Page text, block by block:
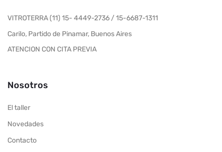
VITROTERRA (11) 15- 4449-2736 / 15-6687-1311
Carilo, Partido de Pinamar, Buenos Aires
ATENCION CON CITA PREVIA
Nosotros
El taller
Novedades
Contacto